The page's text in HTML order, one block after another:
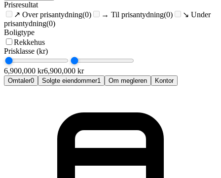
Prisresultat
↗ Over prisantydning(0) → Til prisantydning(0) ↘ Under
prisantydning(0)
Boligtype
Rekkehus
Prisklasse (kr)
6,900,000 kr6,900,000 kr
Omtaler0 Solgte eiendommer1 Om megleren Kontor